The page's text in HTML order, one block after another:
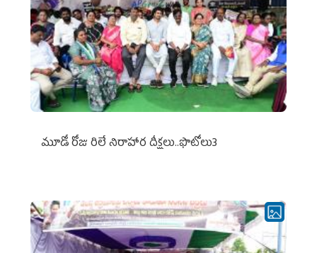
మూడో రోజు రిలే నిరాహార దీక్షలు..ఫొటోలు3